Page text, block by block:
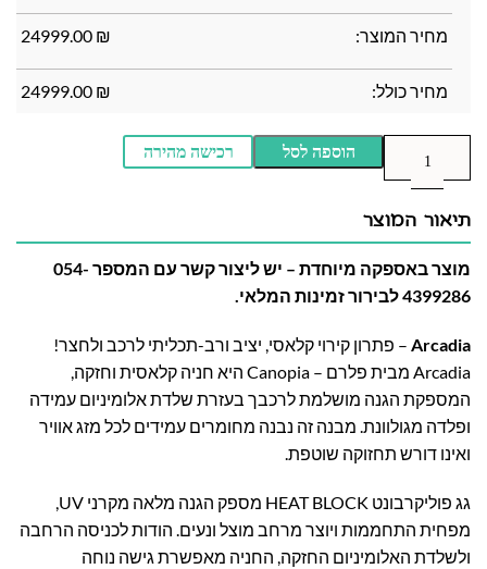
מחיר המוצר: ₪
24999.00
מחיר כולל: ₪
24999.00
הוספה לסל רכישה מהירה
תיאור המוצר
מוצר באספקה מיוחדת – יש ליצור קשר עם המספר 054-
4399286 לבירור זמינות המלאי.
Arcadia – פתרון קירוי קלאסי, יציב ורב-תכליתי לרכב ולחצר!
Arcadia מבית פלרם – Canopia היא חניה קלאסית וחזקה,
המספקת הגנה מושלמת לרכבך בעזרת שלדת אלומיניום עמידה
ופלדה מגולוונת. מבנה זה נבנה מחומרים עמידים לכל מזג אוויר
ואינו דורש תחזוקה שוטפת.
גג פוליקרבונט HEAT BLOCK מספק הגנה מלאה מקרני UV,
מפחית התחממות ויוצר מרחב מוצל ונעים. הודות לכניסה הרחבה
ולשלדת האלומיניום החזקה, החניה מאפשרת גישה נוחה